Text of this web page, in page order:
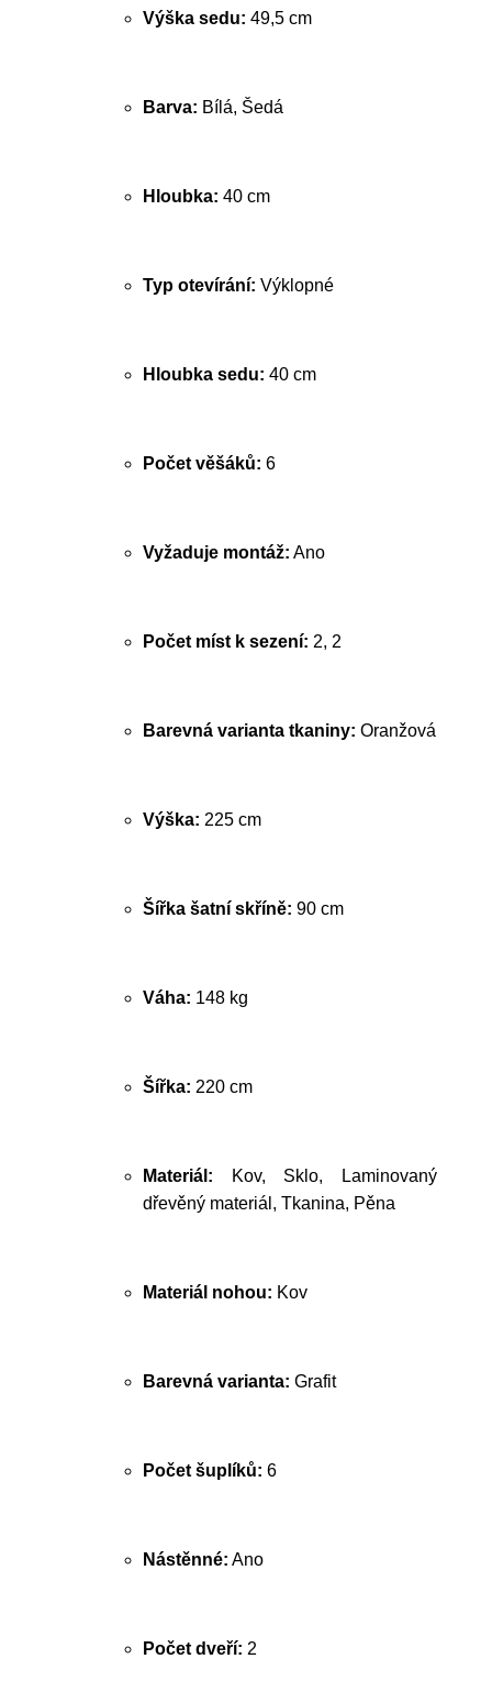
Výška sedu: 49,5 cm
Barva: Bílá, Šedá
Hloubka: 40 cm
Typ otevírání: Výklopné
Hloubka sedu: 40 cm
Počet věšáků: 6
Vyžaduje montáž: Ano
Počet míst k sezení: 2, 2
Barevná varianta tkaniny: Oranžová
Výška: 225 cm
Šířka šatní skříně: 90 cm
Váha: 148 kg
Šířka: 220 cm
Materiál: Kov, Sklo, Laminovaný
dřevěný materiál, Tkanina, Pěna
Materiál nohou: Kov
Barevná varianta: Grafit
Počet šuplíků: 6
Nástěnné: Ano
Počet dveří: 2